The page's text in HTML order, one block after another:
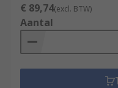
€ 89,74(excl. BTW)
Aantal